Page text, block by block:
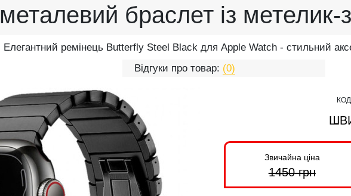
металевий браслет із метелик-
Елегантний ремінець Butterfly Steel Black для Apple Watch - стильний
Відгуки про товар: (0)
Звичайна ціна
1450грн